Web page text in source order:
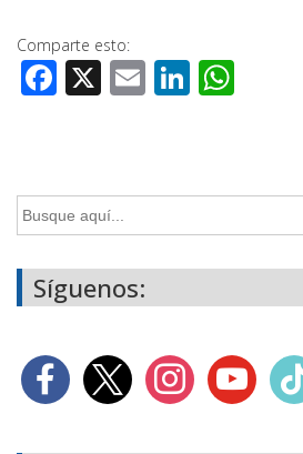
Comparte esto:
Facebook
X EmailLinkedIn
Buscar:
Síguenos: